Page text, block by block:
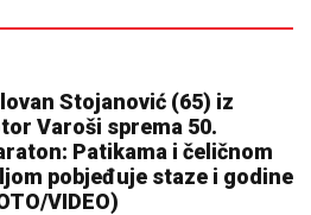
Stojanović (65) iz
Varoši sprema 50.
Patikama i čeličnom
pobjeđuje staze i godine
VIDEO)